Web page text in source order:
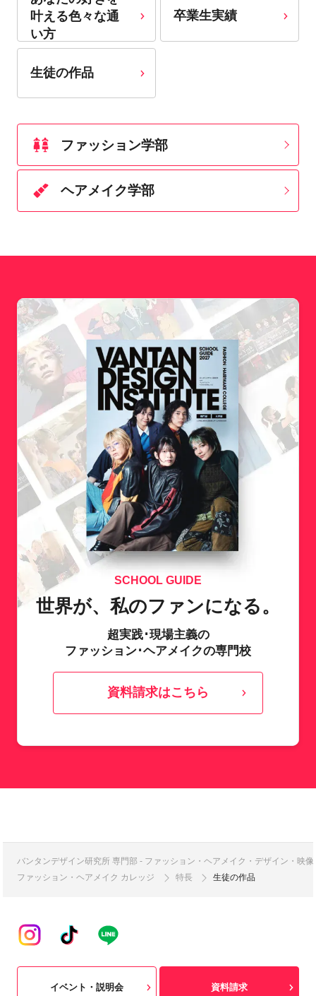
叶える⾊々な通
い⽅
卒業生実績
生徒の作品
ファッション学部
ヘアメイク学部
SCHOOL GUIDE
世界が、私のファンになる。
超実践･現場主義の
ファッション･ヘアメイクの専門校
資料請求はこちら
バンタンデザイン研究所 専門部 - ファッション・ヘアメイク・デザイン・映
ファッション・ヘアメイク カレッジ
特長 生徒の作品
イベント・説明会 資料請求